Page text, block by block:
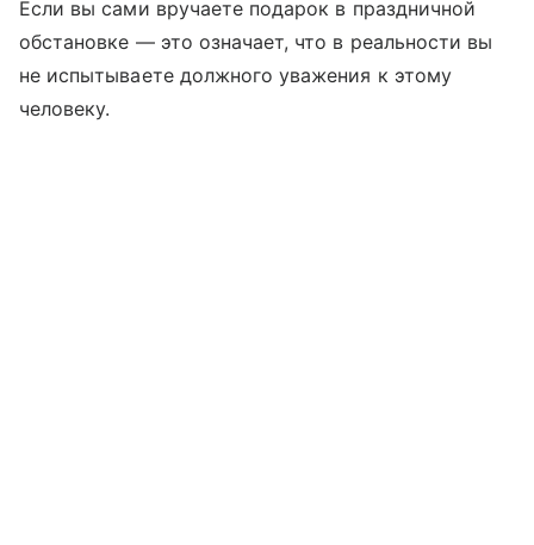
Если вы сами вручаете подарок в праздничной
обстановке — это означает, что в реальности вы
не испытываете должного уважения к этому
человеку.